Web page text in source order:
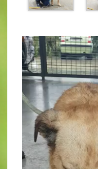
Video-
Player